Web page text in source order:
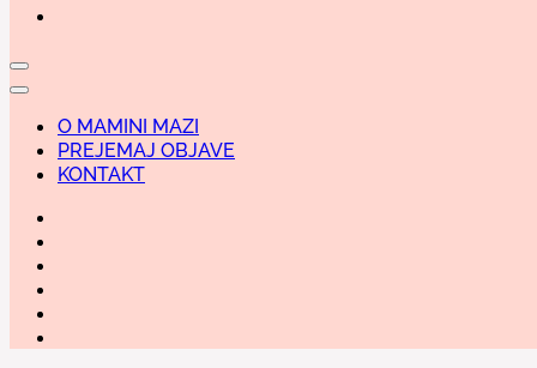
O MAMINI MAZI
PREJEMAJ OBJAVE
KONTAKT